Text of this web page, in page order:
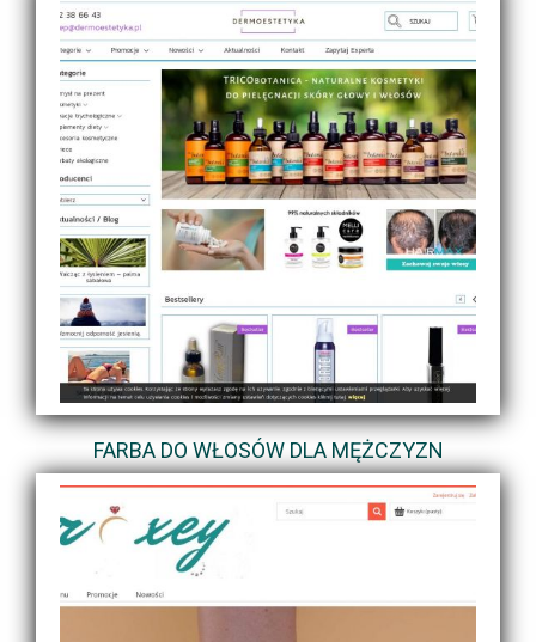
FARBA DO WŁOSÓW DLA MĘŻCZYZN